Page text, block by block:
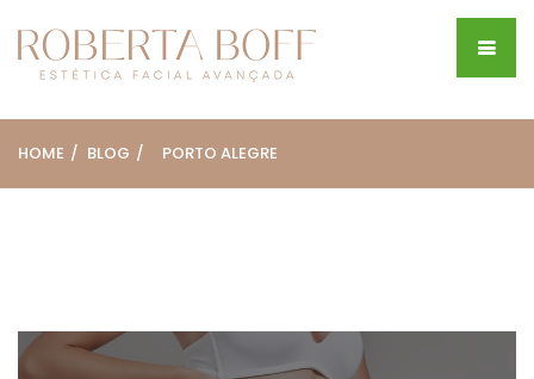
HOME BLOG PORTO ALEGRE